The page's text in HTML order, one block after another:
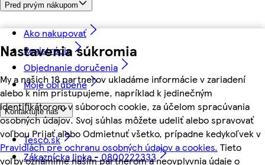
Nastavenia súkromia
My a našich 18 partnerov ukladáme informácie v zariadení
alebo k nim pristupujeme, napríklad k jedinečným
identifikátorom v súboroch cookie, za účelom spracúvania
osobných údajov. Svoj súhlas môžete udeliť alebo spravovať
voľbou Prijať alebo Odmietnuť všetko, prípadne kedykoľvek v
Pravidlách pre ochranu osobných údajov a cookies. Tieto
voľby oznámime našim partnerom a neovplyvnia údaje o
Pred prvým nákupom
Ako nakupovať
Registrácia
Objednanie doručenia
Moje obľúbené
Kontaktujte nás
Tesco.sk
Zákaznícka linka - 0800222333